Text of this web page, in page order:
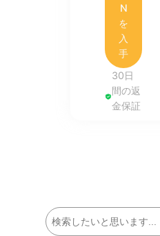
N
を
入
手
30日
間の返
金保証
検
索